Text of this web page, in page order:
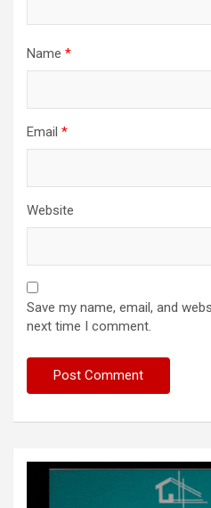
Name *
Email *
Website
Save my name, email, and
next time I comment.